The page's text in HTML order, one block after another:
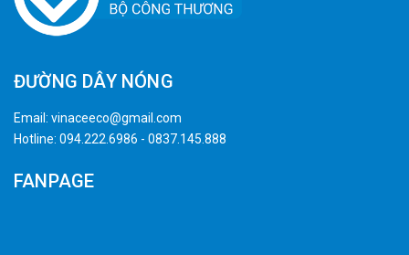
ĐƯỜNG DÂY NÓNG
Email: vinaceeco@gmail.com
Hotline: 094.222.6986 - 0837.145.888
FANPAGE